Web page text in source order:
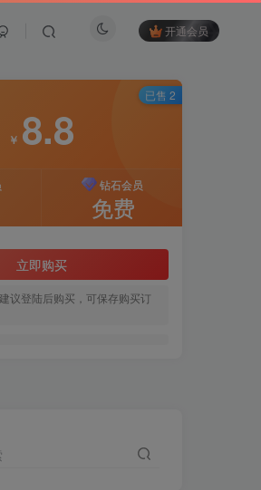
开通会员
￥ 8.8
钻石会员
免费
立即购买
议登陆后购买，可保存购买订
已售 2